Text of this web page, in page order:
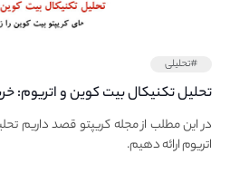
#تحلیلی
تحلیل تکنیکال بیت کوین و اتریوم:
کوین را زیر ۳۰ هزار دلار نگه می‌دارند.
در
اتریوم ارائه دهیم.